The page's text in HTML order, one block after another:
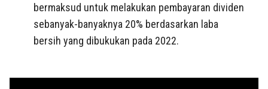
bermaksud untuk melakukan pembayaran dividen
sebanyak-banyaknya 20% berdasarkan laba
bersih yang dibukukan pada 2022.